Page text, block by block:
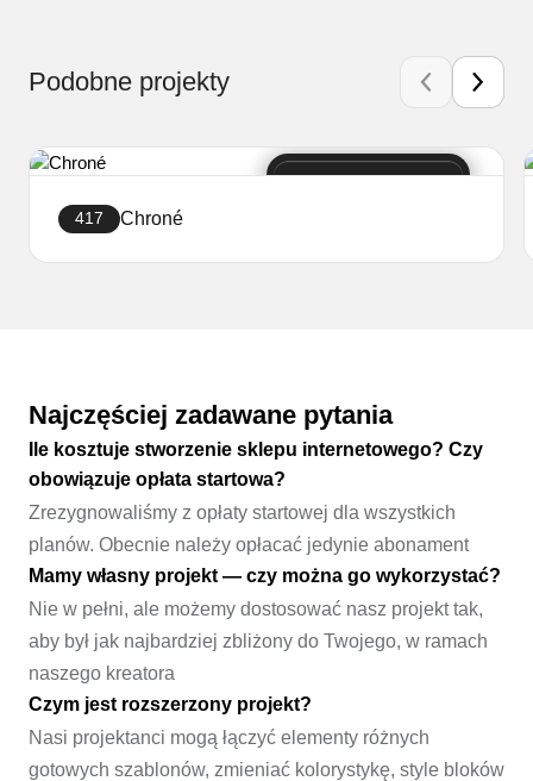
Podobne projekty
417 Chroné
Najczęściej zadawane pytania
Ile kosztuje stworzenie sklepu internetowego? Czy
obowiązuje opłata startowa?
Zrezygnowaliśmy z opłaty startowej dla wszystkich
planów. Obecnie należy opłacać jedynie abonament
Mamy własny projekt — czy można go wykorzystać?
Nie w pełni, ale możemy dostosować nasz projekt tak,
aby był jak najbardziej zbliżony do Twojego, w ramach
naszego kreatora
Czym jest rozszerzony projekt?
Nasi projektanci mogą łączyć elementy różnych
gotowych szablonów, zmieniać kolorystykę, style bloków